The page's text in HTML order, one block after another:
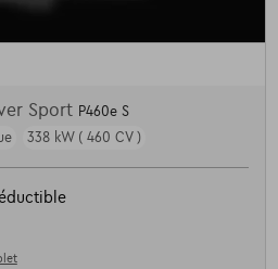
Sport P460e S
338 kW ( 460 CV )